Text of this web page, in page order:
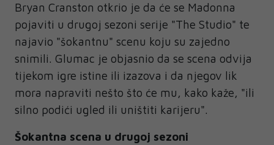
Bryan Cranston otkrio je da će se Madonna
pojaviti u drugoj sezoni serije "The Studio" te
najavio "šokantnu" scenu koju su zajedno
snimili. Glumac je objasnio da se scena odvija
tijekom igre istine ili izazova i da njegov lik
mora napraviti nešto što će mu, kako kaže, "ili
silno podići ugled ili uništiti karijeru".
Šokantna scena u drugoj sezoni